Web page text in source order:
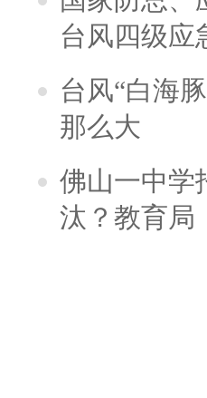
台风四级应
台风“白海
那么大
佛山一中学
汰？教育局